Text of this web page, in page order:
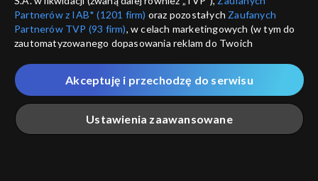
Spór o historię
Sowieckie deportacje
Polaków
Spór o historię
Rabunek polskich dzieci
przez Niemców
Partnerów z IAB* (1201 firm) oraz pozostałych Zaufanych
Partnerów TVP (93 firm), w celach marketingowych (w tym do
zautomatyzowanego dopasowania reklam do Twoich
które wskazujemy poniżej, a także zgody na udostępnianie
przez nas identyfikatora PPID do Google.
Twoje dane osobowe zbierane podczas odwiedzania przez
Ciebie naszych
poszczególnych serwisówzwanych dalej
„Portalem”, w tym informacje zapisywane za pomocą
Ustawienia zaawansowane
Akceptuję i przechodzę do serwisu